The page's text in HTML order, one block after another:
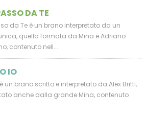
DA TE
da Te è un brano interpretato da un
quella formata da Mina e Adriano
contenuto nell...
IO
un brano scritto e interpretato da Alex Britti,
anche dalla grande Mina, contenuto